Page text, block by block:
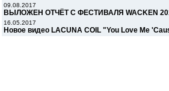
09.08.2017
ВЫЛОЖЕН ОТЧЁТ С ФЕСТИВАЛЯ WACKEN
16.05.2017
Новое видео LACUNA COIL "You Love Me